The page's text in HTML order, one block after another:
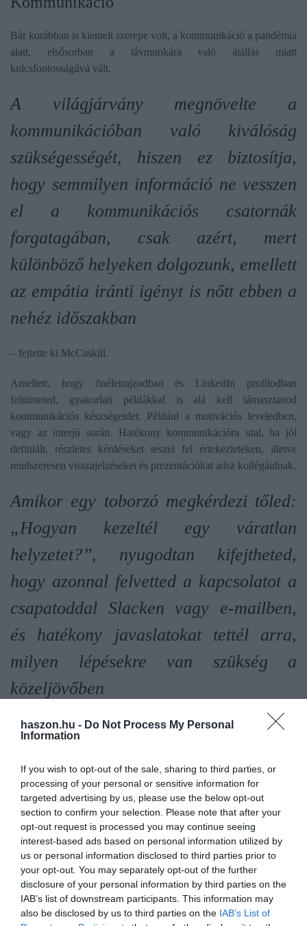
haszon.hu - Do Not Process My Personal
Information
If you wish to opt-out of the sale, sharing to third parties, or
processing of your personal or sensitive information for
targeted advertising by us, please use the below opt-out
section to confirm your selection. Please note that after your
opt-out request is processed you may continue seeing
interest-based ads based on personal information utilized by
us or personal information disclosed to third parties prior to
your opt-out. You may separately opt-out of the further
disclosure of your personal information by third parties on the
IAB’s list of downstream participants. This information may
also be disclosed by us to third parties on the IAB’s List of
Bár korábban is kiemelt szerepe volt, a kommunikáció a pandémia
alatt, elsősorban a távmunkára való átállás miatt
kulcsfontosságúvá vált.
A világjárvány megnövelte a
kommunikációban való kiválóság
szükségességét, hiszen ez biztosítja,
hogy semmilyen információ ne vesszen
el a kommunikációs csatornák
forgatagában, csak azért, mert
különböző helyeken dolgozunk, emellett
az empátia iránti igényt is nőtt ebben a
nehéz időszakban
– fejtette ki McCaskill.
Amellett, hogy önéletrajzodban és LinkedIn profilodban
feltünteted, gyakorlati példákkal is alá kell támasztanod
kommunikációs készségeidet. Például a motivációs leveledben,
vagy az interjú során. Hatékony kommunikációra utal, ha jól
definiált, részletes kérdéseket teszel fel értekezleteken, illetve
rendszeresen visszajelzéseket és prezentációkat adsz kollégáidnak.
Amikor egy toborzó megkérdezi tőled:
„Hogyan kezeltél egy váratlan
helyzetet?”, nyugodtan kifejtheted,
hogy azonnal felvetted a kapcsolatot a
csapatoddal Slacken vagy e-mailben,
és hatékony javaslatokat tettél arra,
milyen lépésekre van szükség a
közeljövőben
-javasolja a Monster Intelligence tanácsadó szakértője, Vicki
Salemi.
Problémamegoldás
A pandémia valamilyen szinten mindenkit arra kényszerített, hogy
alkalmazkodjon és legyen rugalmasabb az állandó változások
kezelésében. A problémamegoldó készségek elengedhetetlenné
váltak egy olyan munkakörnyezetben, ahol a kommunikáció és az
együttműködés bizonyos értelemben széttöredezett.
A munkaadók olyan embereket